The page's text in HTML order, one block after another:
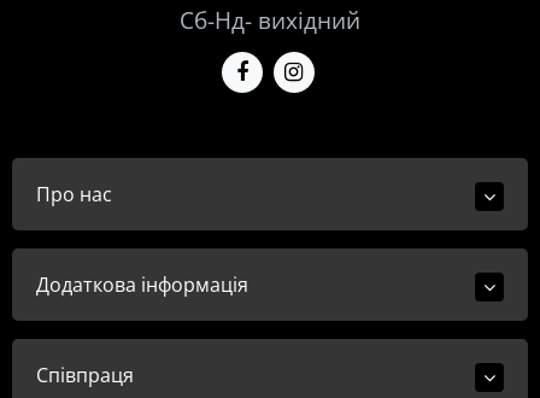
Сб-Нд- вихідний
Про нас
Додаткова інформація
Співпраця